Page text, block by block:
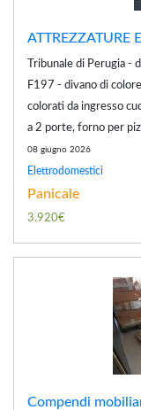
ATTREZZATURE
Tribunale di Perugia
F197 - divano di
colorati da ingresso
a 2 porte, forno per
08 giugno 2026
Elettrodomestici
Panicale
3.920€
Compendi